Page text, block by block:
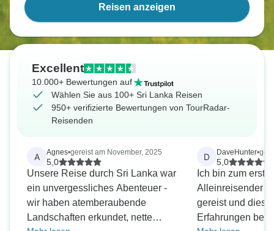
Reisen anzeigen
Excellent
10.000+ Bewertungen auf
Wählen Sie aus 100+ Sri Lanka Reisen
950+ verifizierte Bewertungen von TourRadar-
Reisenden
A Agnes•gereist am November, 2025
5,0
Unsere Reise durch Sri Lanka war
ein unvergessliches Abenteuer -
wir haben atemberaubende
Landschaften erkundet, nette
D DaveHunter•
5,0
Ich bin zum
Alleinreisender
gereist und diese
Erfahrungen